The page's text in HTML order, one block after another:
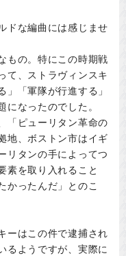
ドな編曲には感じませ
もの。特にこの時期戦
て、ストラヴィンスキ
」「軍隊が行進する」
になったのでした。
「ピューリタン革命の
地、ボストン市はイギ
リタンの手によってつ
素を取り入れること
かったんだ」とのこ
ーはこの件で逮捕され
るようですが、実際に